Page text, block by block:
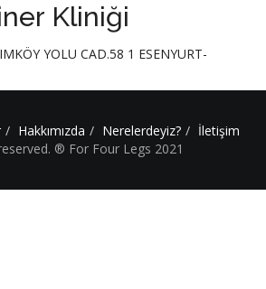
Kliniği
YOLU CAD.58 1 ESENYURT-
Hakkımızda Nerelerdeyiz?
İletişim
® For Four Legs 2021